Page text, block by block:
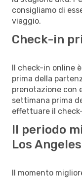
consigliamo di
viaggio.
Check-in
Il check-in online
prima della
prenotazione con
settimana prima
effettuare il
Il periodo
Los
Il momento